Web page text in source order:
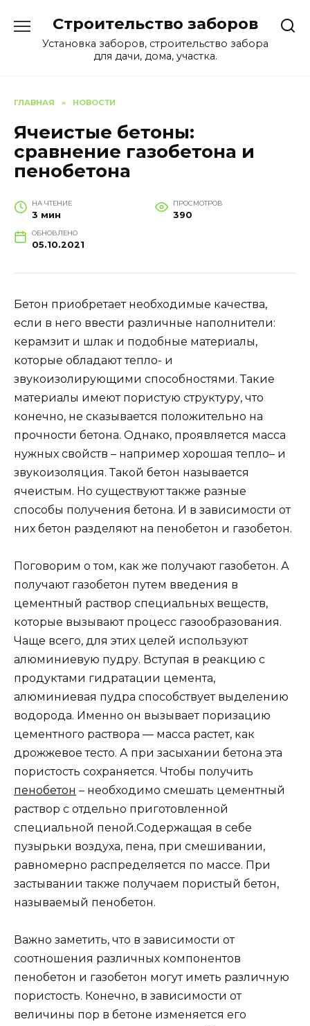
содержанию
Строительство заборов
Установка заборов, строительство забора
для дачи, дома, участка.
ГЛАВНАЯ » НОВОСТИ
Ячеистые бетоны:
сравнение газобетона и
пенобетона
НА ЧТЕНИЕ
3 мин
ПРОСМОТРОВ
390
ОБНОВЛЕНО
05.10.2021
Бетон приобретает необходимые качества,
если в него ввести различные наполнители:
керамзит и шлак и подобные материалы,
которые обладают тепло- и
звукоизолирующими способностями. Такие
материалы имеют пористую структуру, что
конечно, не сказывается положительно на
прочности бетона. Однако, проявляется масса
нужных свойств – например хорошая тепло– и
звукоизоляция. Такой бетон называется
ячеистым. Но существуют также разные
способы получения бетона. И в зависимости от
них бетон разделяют на пенобетон и газобетон.
Поговорим о том, как же получают газобетон. А
получают газобетон путем введения в
цементный раствор специальных веществ,
которые вызывают процесс газообразования.
Чаще всего, для этих целей используют
алюминиевую пудру. Вступая в реакцию с
продуктами гидратации цемента,
алюминиевая пудра способствует выделению
водорода. Именно он вызывает поризацию
цементного раствора — масса растет, как
дрожжевое тесто. А при засыхании бетона эта
пористость сохраняется. Чтобы получить
пенобетон – необходимо смешать цементный
раствор с отдельно приготовленной
специальной пеной.Содержащая в себе
пузырьки воздуха, пена, при смешивании,
равномерно распределяется по массе. При
застывании также получаем пористый бетон,
называемый пенобетон.
Важно заметить, что в зависимости от
соотношения различных компонентов
пенобетон и газобетон могут иметь различную
пористость. Конечно, в зависимости от
величины пор в бетоне изменяется его